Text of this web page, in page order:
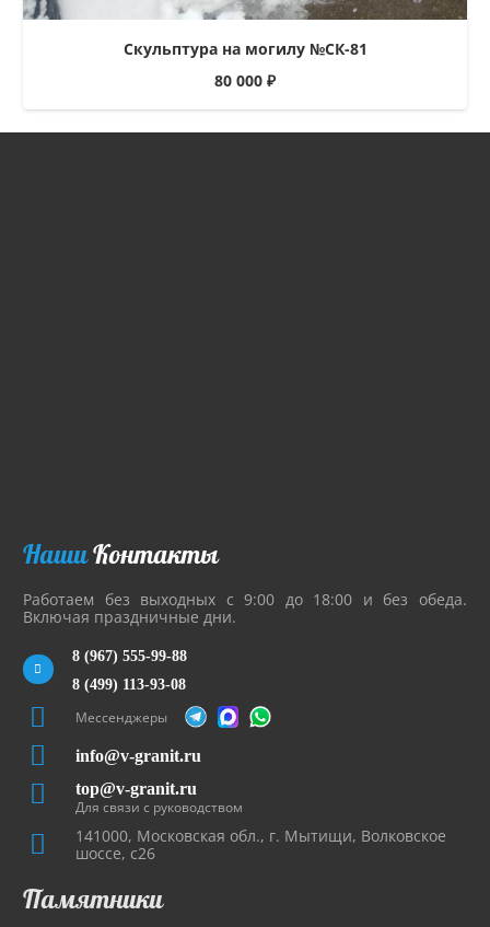
Скульптура на могилу №СК-81
80 000 ₽
НашиКонтакты
Работаем без выходных с 9:00 до 18:00 и без обеда.
Включая праздничные дни.
8 (967) 555-99-88
8 (499) 113-93-08
Мессенджеры
info@v-granit.ru
top@v-granit.ru
Для связи с руководством
141000, Московская обл., г. Мытищи, Волковское
шоссе, с26
Памятники